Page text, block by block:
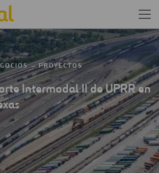
PROYECTOS
Intermodal II de UPRR en